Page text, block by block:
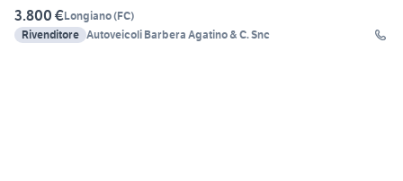
3.800 €Longiano(FC)
Rivenditore Autoveicoli Barbera Agatino & C. Snc